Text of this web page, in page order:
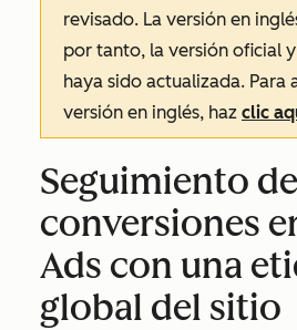
revisado. La versión en
por tanto, la versión oficial
haya sido actualizada. Para
versión en inglés, haz clic
Seguimiento
conversiones
Ads con una
global del sitio